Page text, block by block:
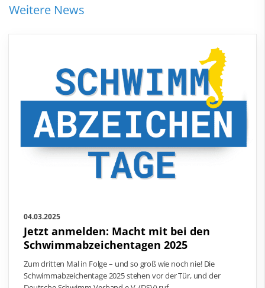
Weitere News
04.03.2025
Jetzt anmelden: Macht mit bei den
Schwimmabzeichentagen 2025
Zum dritten Mal in Folge – und so groß wie noch nie! Die
Schwimmabzeichentage 2025 stehen vor der Tür, und der